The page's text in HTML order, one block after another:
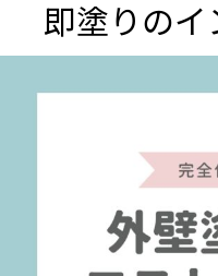
即塗りの
✨ 賢いお金の使い方！外